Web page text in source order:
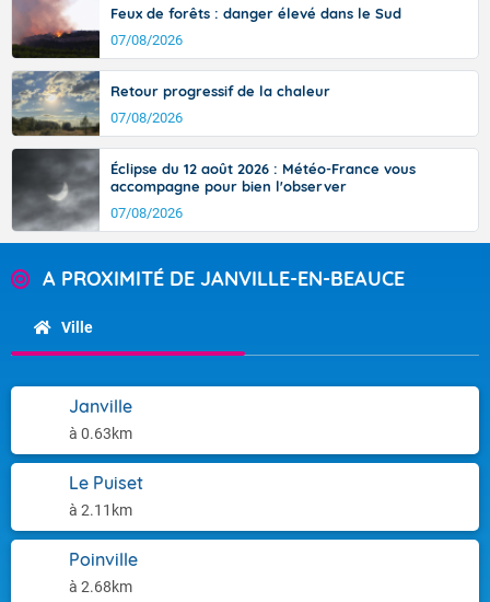
Feux de forêts : danger élevé dans le Sud
07/08/2026
Retour progressif de la chaleur
07/08/2026
Éclipse du 12 août 2026 : Météo-France vous
accompagne pour bien l'observer
07/08/2026
A PROXIMITÉ DE JANVILLE-EN-BEAUCE
Ville
Janville
à 0.63km
Le Puiset
à 2.11km
Poinville
à 2.68km